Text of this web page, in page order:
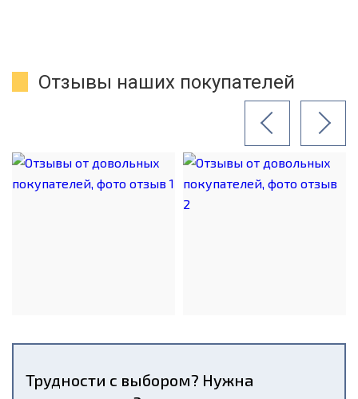
Отзывы наших покупателей
Трудности с выбором? Нужна